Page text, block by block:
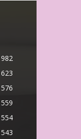
982
623
576
559
554
543